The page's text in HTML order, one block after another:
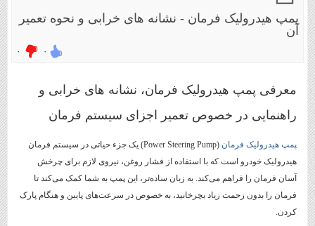
پمپ هیدرولیک فرمان - نشانه های خرابی و نحوه تعمیر
آن
۰ ۰
معرفی پمپ هیدرولیک فرمان، نشانه های خرابی و
راهنمایی در خصوص تعمیر اجزای سیستم فرمان
پمپ هیدرولیک فرمان
(Power Steering Pump) یک جزء حیاتی در سیستم فرمان
هیدرولیک خودرو است که با استفاده از فشار روغن، نیروی لازم برای چرخش
آسان فرمان را فراهم می‌کند. به زبان ساده‌تر، این پمپ به شما کمک می‌کند تا
فرمان را بدون زحمت زیاد بچرخانید، به خصوص در سرعت‌های پایین و هنگام پارک
کردن.